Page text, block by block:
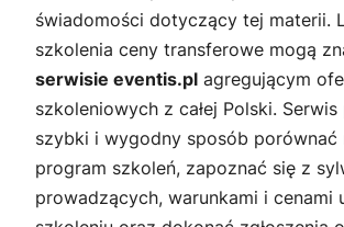
świadomości dotyczący tej materii.
szkolenia ceny transferowe mogą
serwisie eventis.pl agregującym
szkoleniowych z całej Polski.
szybki i wygodny sposób porównać
program szkoleń, zapoznać się z
prowadzących, warunkami i cenami